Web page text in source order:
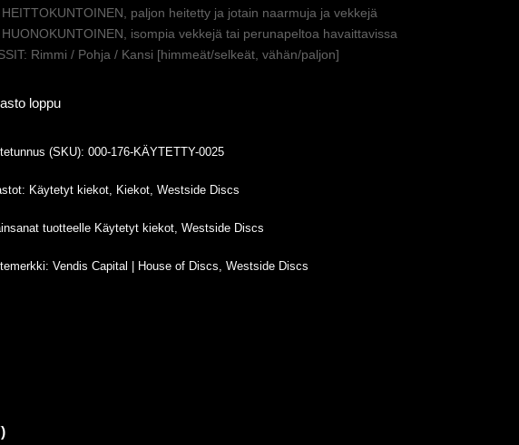
paljon heitetty ja jotain naarmuja ja vekkejä
HUONOKUNTOINEN, isompia vekkejä tai perunapeltoa havaittavissa
Rimmi / Pohja / Kansi [himmeät/selkeät, vähän/paljon]
loppu
(SKU): 000-176-KÄYTETTY-0025
Käytetyt kiekot, Kiekot, Westside Discs
tuotteelle Käytetyt kiekot, Westside Discs
Vendis Capital | House of Discs, Westside Discs